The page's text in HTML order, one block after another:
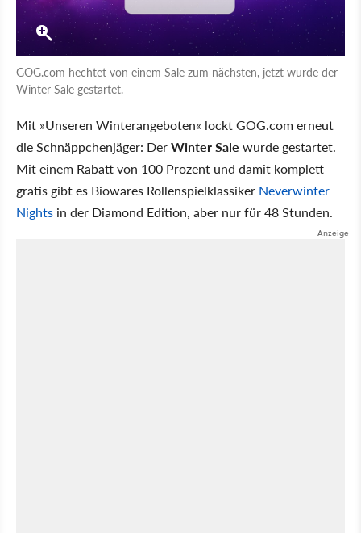
GOG.com hechtet von einem Sale zum nächsten, jetzt wurde der
Winter Sale gestartet.
Mit »Unseren Winterangeboten« lockt GOG.com erneut
die Schnäppchenjäger: DerWinter Sale wurde gestartet.
Mit einem Rabatt von 100 Prozent und damit komplett
gratis gibt es Biowares Rollenspielklassiker Neverwinter
Nights in der Diamond Edition, aber nur für 48 Stunden.